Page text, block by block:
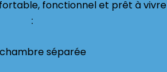
fonctionnel et prêt à vivre
:
séparée